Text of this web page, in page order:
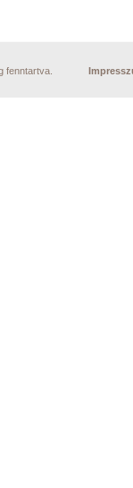
fenntartva.